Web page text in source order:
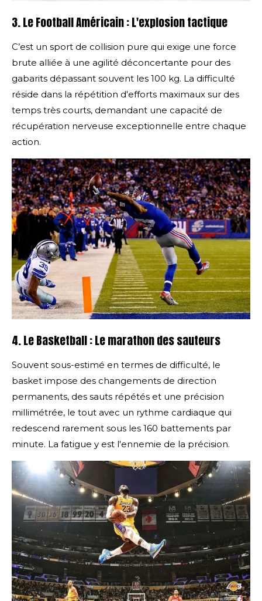
3. Le Football Américain : L'explosion tactique
C’est un sport de collision pure qui exige une force
brute alliée à une agilité déconcertante pour des
gabarits dépassant souvent les 100 kg. La difficulté
réside dans la répétition d'efforts maximaux sur des
temps très courts, demandant une capacité de
récupération nerveuse exceptionnelle entre chaque
action.
4. Le Basketball : Le marathon des sauteurs
Souvent sous-estimé en termes de difficulté, le
basket impose des changements de direction
permanents, des sauts répétés et une précision
millimétrée, le tout avec un rythme cardiaque qui
redescend rarement sous les 160 battements par
minute. La fatigue y est l'ennemie de la précision.